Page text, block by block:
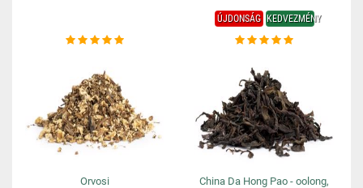
Orvosi
ÚJDONSÁG KEDVEZMÉNY
China Da Hong Pao - oolong,